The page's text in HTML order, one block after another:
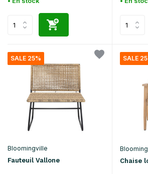
SALE 25%
Bloomingville
Fauteuil Vallone
SALE
Chaise